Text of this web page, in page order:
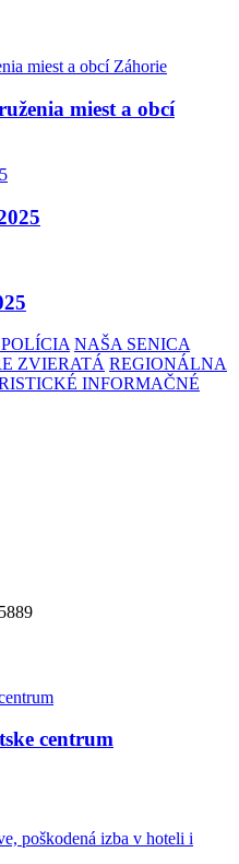
miest a obcí
NAŠA SENICA
ZVIERATÁ REGIONÁLNA
INFORMAČNÉ
5889
centrum